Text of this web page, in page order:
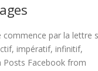
commence par la lettre
impératif, infinitif,
Posts Facebook from